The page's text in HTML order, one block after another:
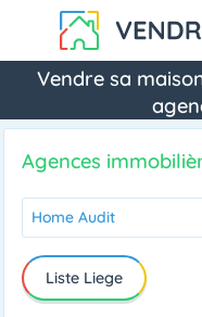
Vendre sa
Agences
Home Audit
Liste Liege